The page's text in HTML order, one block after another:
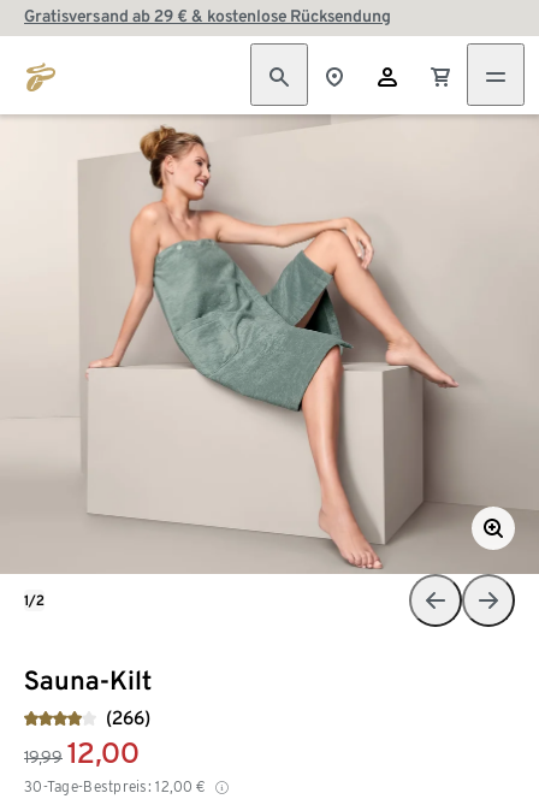
Gratisversand ab 29 € & kostenlose Rücksendung
Sauna-Kilt
(266)
19,99 12,00
30-Tage-Bestpreis: 12,00 €
1/2